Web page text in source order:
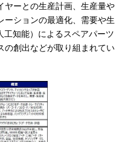
ヤーとの生産計画、生産量や
ーションの最適化、需要や生
工知能）によるスペアパーツ
の創出などが取り組まれてい